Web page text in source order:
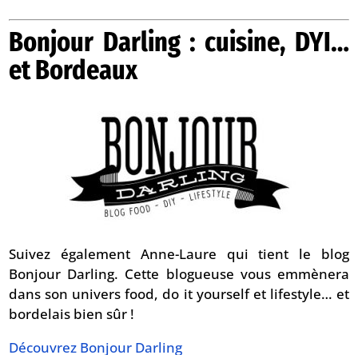
Bonjour Darling : cuisine, DYI…
et Bordeaux
Suivez également Anne-Laure qui tient le blog
Bonjour Darling. Cette blogueuse vous emmènera
dans son univers food, do it yourself et lifestyle… et
bordelais bien sûr !
Découvrez Bonjour Darling